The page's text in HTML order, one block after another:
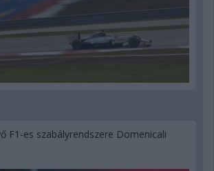
F1-es szabályrendszere Domenicali